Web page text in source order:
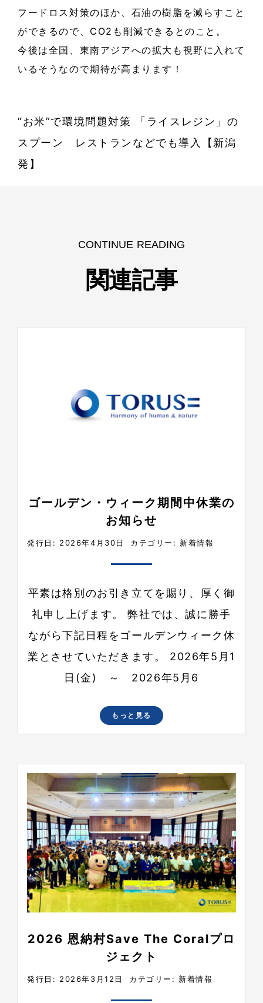
フードロス対策のほか、石油の樹脂を減らすこと
ができるので、CO2も削減できるとのこと。
今後は全国、東南アジアへの拡大も視野に入れて
いるそうなので期待が高まります！
“お米”で環境問題対策 「ライスレジン」の
スプーン レストランなどでも導入【新潟
発】
CONTINUE READING
関連記事
ゴールデン・ウィーク期間中休業の
お知らせ
発行日: 2026年4月30日 カテゴリー: 新着情報
平素は格別のお引き立てを賜り、厚く御
礼申し上げます。 弊社では、誠に勝手
ながら下記日程をゴールデンウィーク休
業とさせていただきます。 2026年5月1
日(金) ～ 2026年5月6
もっと見る
2026 恩納村Save The Coralプロ
ジェクト
発行日: 2026年3月12日 カテゴリー: 新着情報